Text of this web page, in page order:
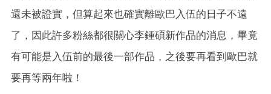
還未被證實，但算起來也確實離歐巴入伍的日子不遠
了，因此許多粉絲都很關心李鍾碩新作品的消息，畢竟
有可能是入伍前的最後一部作品，之後要再看到歐巴就
要再等兩年啦！